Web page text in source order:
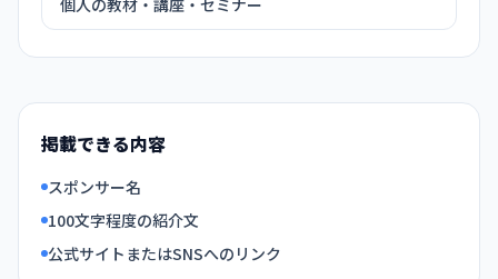
個人の教材・講座・セミナー
掲載できる内容
スポンサー名
100文字程度の紹介文
公式サイトまたはSNSへのリンク